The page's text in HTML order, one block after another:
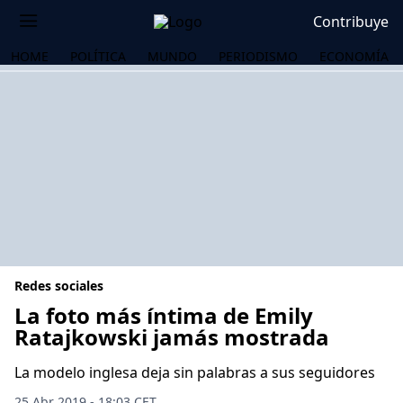
Contribuye
HOME POLÍTICA MUNDO PERIODISMO ECONOMÍA
Redes sociales
La foto más íntima de Emily
Ratajkowski jamás mostrada
La modelo inglesa deja sin palabras a sus seguidores